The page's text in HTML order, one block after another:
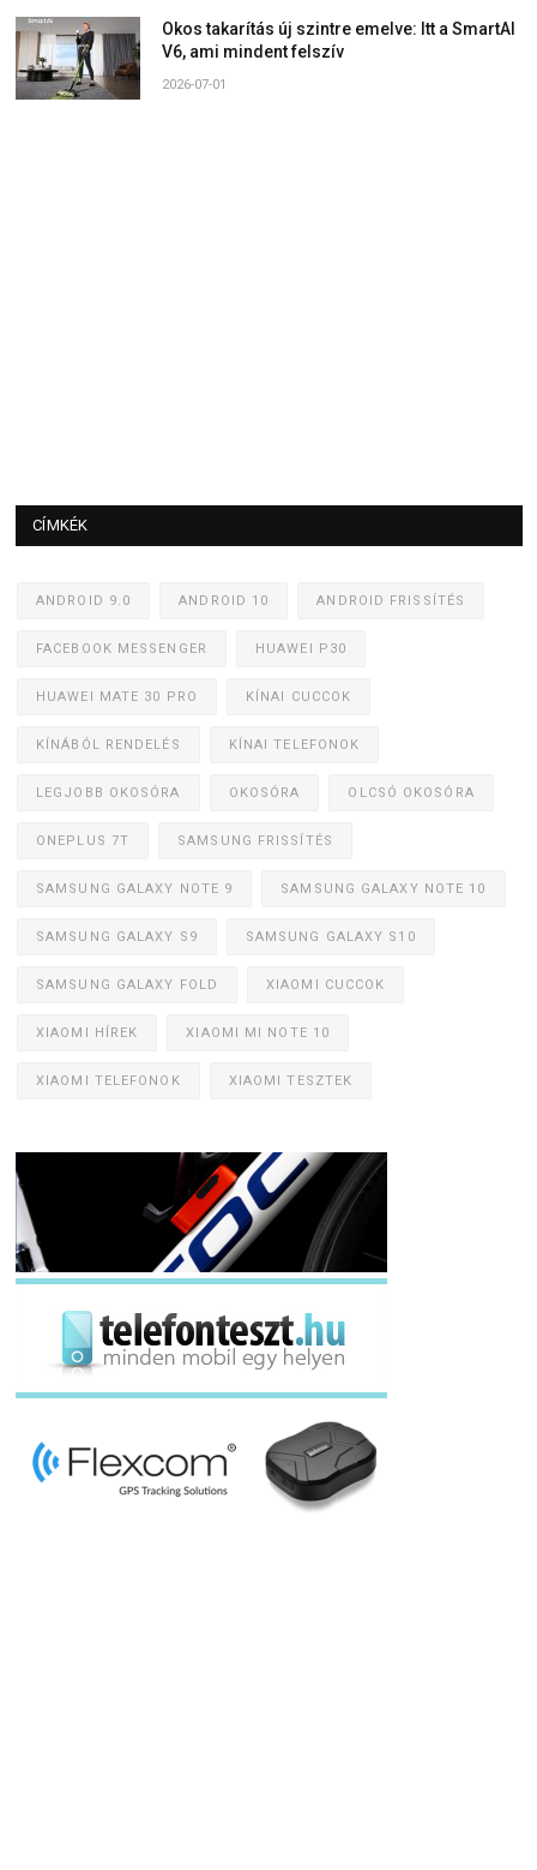
Okos takarítás új szintre emelve: Itt a SmartAI
V6, ami mindent felszív
2026-07-01
CÍMKÉK
ANDROID 9.0 ANDROID 10 ANDROID FRISSÍTÉS
FACEBOOK MESSENGER HUAWEI P30
HUAWEI MATE 30 PRO KÍNAI CUCCOK
KÍNÁBÓL RENDELÉS KÍNAI TELEFONOK
LEGJOBB OKOSÓRA OKOSÓRA OLCSÓ OKOSÓRA
ONEPLUS 7T SAMSUNG FRISSÍTÉS
SAMSUNG GALAXY NOTE 9 SAMSUNG GALAXY NOTE 10
SAMSUNG GALAXY S9 SAMSUNG GALAXY S10
SAMSUNG GALAXY FOLD XIAOMI CUCCOK
XIAOMI HÍREK XIAOMI MI NOTE 10
XIAOMI TELEFONOK XIAOMI TESZTEK